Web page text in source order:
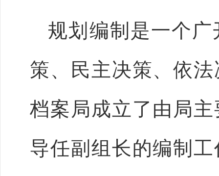
规划编制是一个
策、民主决策、依
档案局成立了由局
导任副组长的编制